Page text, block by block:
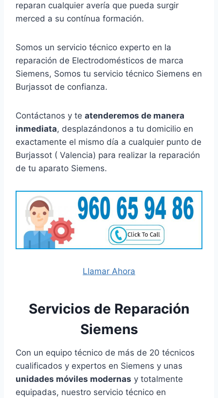
reparan cualquier avería que pueda surgir
merced a su contínua formación.
Somos un servicio técnico experto en la
reparación de Electrodomésticos de marca
Siemens, Somos tu servicio técnico Siemens en
Burjassot de confianza.
Contáctanos y te atenderemos de manera
inmediata, desplazándonos a tu domicilio en
exactamente el mismo día a cualquier punto de
Burjassot ( Valencia) para realizar la reparación
de tu aparato Siemens.
Llamar Ahora
Servicios de Reparación
Siemens
Con un equipo técnico de más de 20 técnicos
cualificados y expertos en Siemens y unas
unidades móviles modernas y totalmente
equipadas, nuestro servicio técnico en